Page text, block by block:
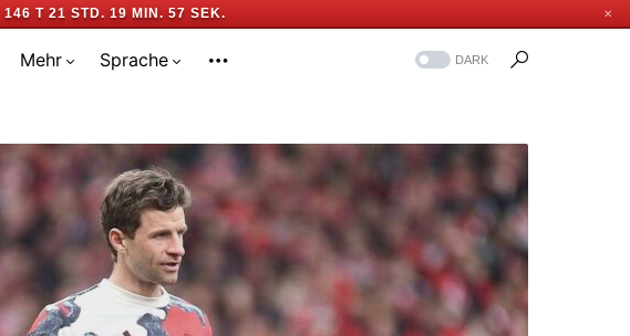
146 T 21 STD. 19 MIN. 56 SEK. ✕
Mehr Sprache DARK